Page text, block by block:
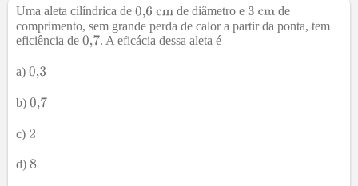
Uma aleta cilíndrica de de diâmetro e
de
comprimento, sem grande perda de calor a partir da ponta, tem
eficiência de
. A eficácia dessa aleta é
a)
b)
c)
d)